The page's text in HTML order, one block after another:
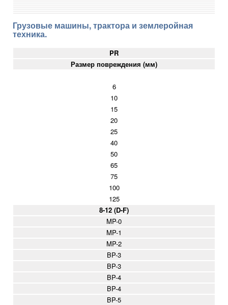
Грузовые машины, трактора и землеройная
техника.
PR
Размер повреждения (мм)
6
10
15
20
25
40
50
65
75
100
125
8-12 (D-F)
MP-0
MP-1
MP-2
BP-3
BP-3
BP-4
BP-4
BP-5